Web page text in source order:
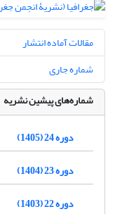
مقالات آماده انتشار
شماره جاری
شماره‌های پیشین نشریه
دوره 24 (1405)
دوره 23 (1404)
دوره 22 (1403)